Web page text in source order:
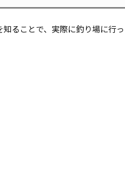
ることで、実際に釣り場に行